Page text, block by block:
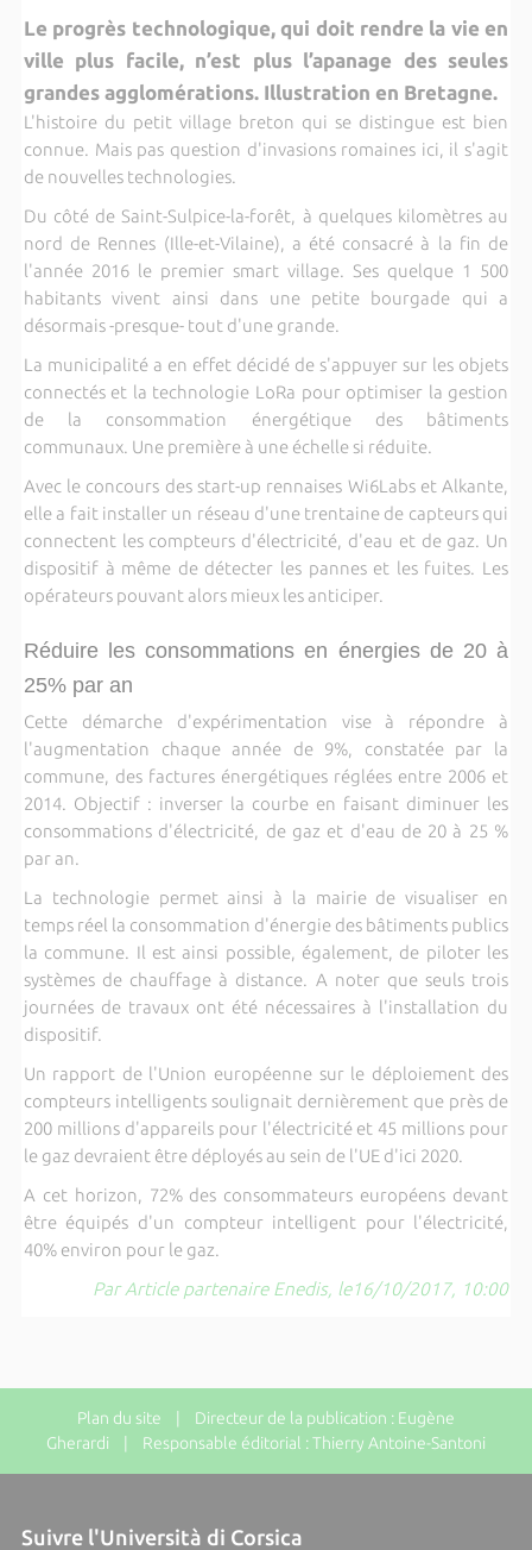
Le progrès technologique, qui doit rendre la vie en
ville plus facile, n’est plus l’apanage des seules
grandes agglomérations. Illustration en Bretagne.
L'histoire du petit village breton qui se distingue est bien
connue. Mais pas question d'invasions romaines ici, il s'agit
de nouvelles technologies.
Du côté de Saint-Sulpice-la-forêt, à quelques kilomètres au
nord de Rennes (Ille-et-Vilaine), a été consacré à la fin de
l'année 2016 le premier smart village. Ses quelque 1 500
habitants vivent ainsi dans une petite bourgade qui a
désormais -presque- tout d'une grande.
La municipalité a en effet décidé de s'appuyer sur les objets
connectés et la technologie LoRa pour optimiser la gestion
de la consommation énergétique des bâtiments
communaux. Une première à une échelle si réduite.
Avec le concours des start-up rennaises Wi6Labs et Alkante,
elle a fait installer un réseau d'une trentaine de capteurs qui
connectent les compteurs d'électricité, d'eau et de gaz. Un
dispositif à même de détecter les pannes et les fuites. Les
opérateurs pouvant alors mieux les anticiper.
Réduire les consommations en énergies de 20 à
25% par an
Cette démarche d'expérimentation vise à répondre à
l'augmentation chaque année de 9%, constatée par la
commune, des factures énergétiques réglées entre 2006 et
2014. Objectif : inverser la courbe en faisant diminuer les
consommations d'électricité, de gaz et d'eau de 20 à 25 %
par an.
La technologie permet ainsi à la mairie de visualiser en
temps réel la consommation d'énergie des bâtiments publics
la commune. Il est ainsi possible, également, de piloter les
systèmes de chauffage à distance. A noter que seuls trois
journées de travaux ont été nécessaires à l'installation du
dispositif.
Un rapport de l'Union européenne sur le déploiement des
compteurs intelligents soulignait dernièrement que près de
200 millions d'appareils pour l'électricité et 45 millions pour
le gaz devraient être déployés au sein de l'UE d'ici 2020.
A cet horizon, 72% des consommateurs européens devant
être équipés d'un compteur intelligent pour l'électricité,
40% environ pour le gaz.
Par Article partenaire Enedis, le16/10/2017, 10:00
Plan du site | Directeur de la publication : Eugène
Gherardi | Responsable éditorial : Thierry Antoine-Santoni
Suivre l'Università di Corsica